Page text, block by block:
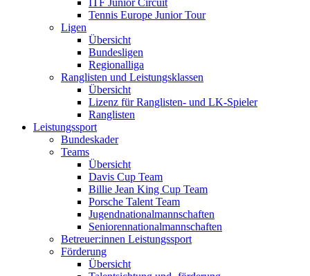
ITF Junior Circuit
Tennis Europe Junior Tour
Ligen
Übersicht
Bundesligen
Regionalliga
Ranglisten und Leistungsklassen
Übersicht
Lizenz für Ranglisten- und LK-Spieler
Ranglisten
Leistungssport
Bundeskader
Teams
Übersicht
Davis Cup Team
Billie Jean King Cup Team
Porsche Talent Team
Jugendnationalmannschaften
Seniorennationalmannschaften
Betreuer:innen Leistungssport
Förderung
Übersicht